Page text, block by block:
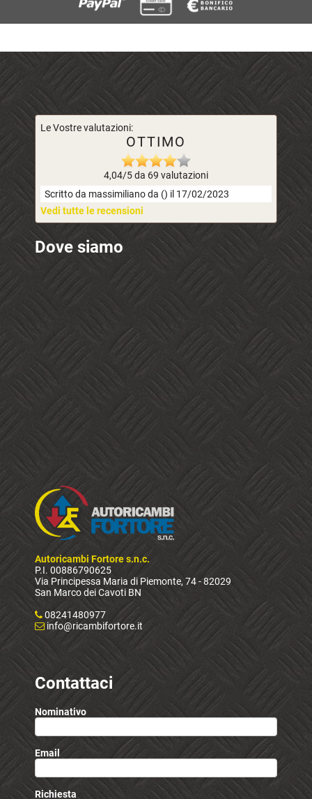
Le Vostre valutazioni:
OTTIMO
4,04/5 da 69 valutazioni
Scritto da massimiliano da () il 17/02/2023
Vedi tutte le recensioni
Dove siamo
Autoricambi Fortore s.n.c.
P.I. 00886790625
Via Principessa Maria di Piemonte, 74 - 82029
San Marco dei Cavoti BN
08241480977
info@ricambifortore.it
Contattaci
Nominativo
Email
Richiesta